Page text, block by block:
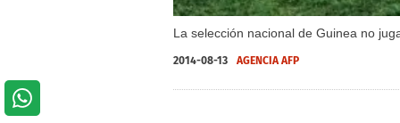
La selección nacional de Guinea no
2014-08-13 AGENCIA AFP